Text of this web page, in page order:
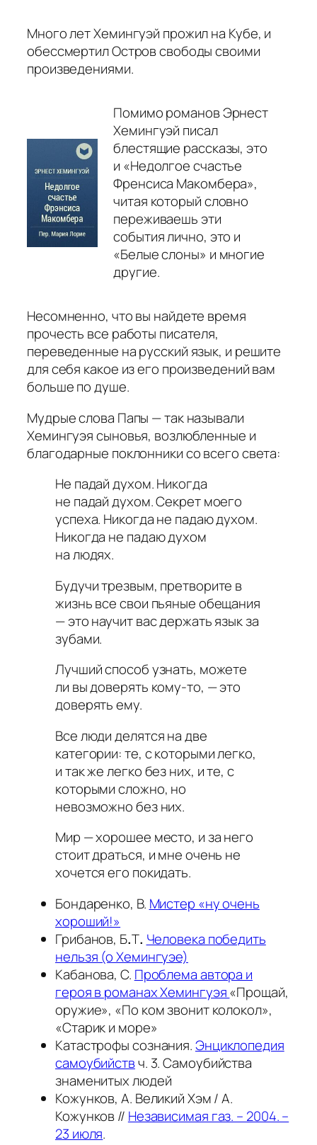
Много лет Хемингуэй прожил на Кубе, и
обессмертил Остров свободы своими
произведениями.
Помимо романов Эрнест
Хемингуэй писал
блестящие рассказы, это
и «Недолгое счастье
Френсиса Макомбера»,
читая который словно
переживаешь эти
события лично, это и
«Белые слоны» и многие
другие.
Несомненно, что вы найдете время
прочесть все работы писателя,
переведенные на русский язык, и решите
для себя какое из его произведений вам
больше по душе.
Мудрые слова Папы — так называли
Хемингуэя сыновья, возлюбленные и
благодарные поклонники со всего света:
Не падай духом. Никогда
не падай духом. Секрет моего
успеха. Никогда не падаю духом.
Никогда не падаю духом
на людях.
Будучи трезвым, претворите в
жизнь все свои пьяные обещания
— это научит вас держать язык за
зубами.
Лучший способ узнать, можете
ли вы доверять кому-то, — это
доверять ему.
Все люди делятся на две
категории: те, с которыми легко,
и так же легко без них, и те, с
которыми сложно, но
невозможно без них.
Мир — хорошее место, и за него
стоит драться, и мне очень не
хочется его покидать.
Бондаренко, В. Мистер «ну очень
хороший!»
Грибанов, Б.Т. Человека победить
нельзя (о Хемингуэе)
Кабанова, С. Проблема автора и
героя в романах Хемингуэя«Прощай,
оружие», «По ком звонит колокол»,
«Старик и море»
Катастрофы сознания.Энциклопедия
самоубийствч. 3. Самоубийства
знаменитых людей
Кожунков, А. Великий Хэм / А.
Кожунков // Независимая газ. – 2004. –
23 июля.